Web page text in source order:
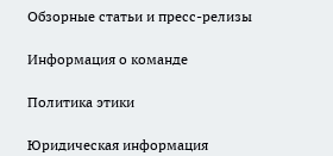
Обзорные статьи и пресс-релизы
Информация о команде
Политика этики
Юридическая информация